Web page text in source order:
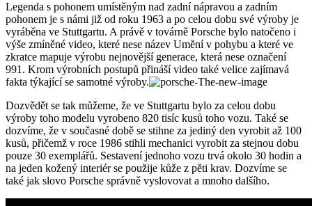
Legenda s pohonem umístěným nad zadní nápravou a zadním
pohonem je s námi již od roku 1963 a po celou dobu své výroby je
vyráběna ve Stuttgartu. A právě v továrně Porsche bylo natočeno i
výše zmíněné video, které nese název Umění v pohybu a které ve
zkratce mapuje výrobu nejnovější generace, která nese označení
991. Krom výrobních postupů přináší video také velice zajímavá
fakta týkající se samotné výroby.
Dozvědět se tak můžeme, že ve Stuttgartu bylo za celou dobu
výroby toho modelu vyrobeno 820 tisíc kusů toho vozu. Také se
dozvíme, že v současné době se stihne za jediný den vyrobit až 100
kusů, přičemž v roce 1986 stihli mechanici vyrobit za stejnou dobu
pouze 30 exemplářů. Sestavení jednoho vozu trvá okolo 30 hodin a
na jeden kožený interiér se použije kůže z pěti krav. Dozvíme se
také jak slovo Porsche správně vyslovovat a mnoho dalšího.